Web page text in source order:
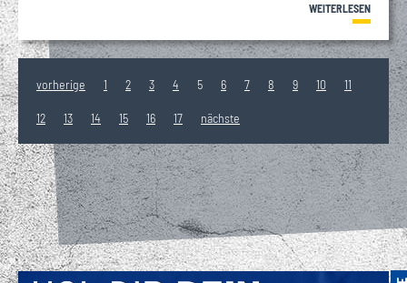
WEITERLESEN
vorherige 1 2 3 4 5 6 7 8 9 10 11
12 13 14 15 16 17 nächste